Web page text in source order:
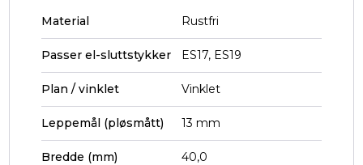
Material Rustfri
Passer el-sluttstykker ES17, ES19
Plan / vinklet Vinklet
Leppemål (pløsmått) 13 mm
Bredde (mm) 40,0